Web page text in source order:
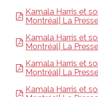
Kamala Harris et
Montréal| La
Kamala Harris et
Montréal| La
Kamala Harris et
Montréal| La
Kamala Harris et